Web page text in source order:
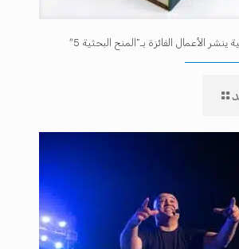
الأعمال الفائزة بـ”المنح البحثية 5″